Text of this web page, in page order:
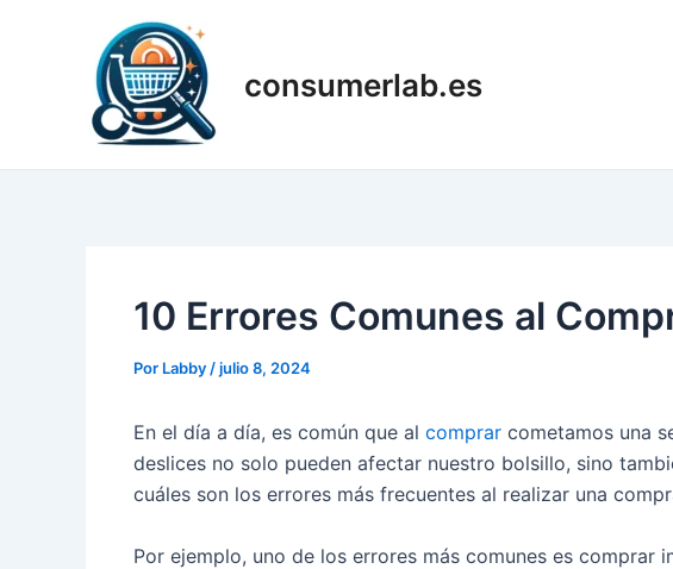
consumerlab.es
10 Errores Comunes al
Por Labby /julio 8, 2024
En el día a día, es común que al comprar cometamos una
deslices no solo pueden afectar nuestro bolsillo, sino
cuáles son los errores más frecuentes al realizar una
Por ejemplo, uno de los errores más comunes es comprar